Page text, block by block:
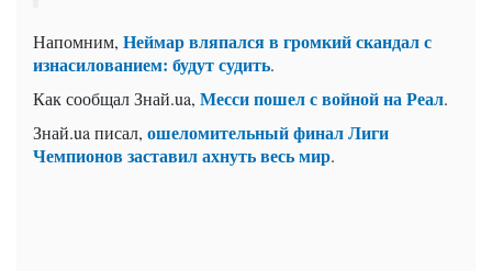
Напомним, Неймар вляпался в громкий скандал с
изнасилованием: будут судить.
Как сообщал Знай.ua, Месси пошел с войной на Реал.
Знай.ua писал, ошеломительный финал Лиги
Чемпионов заставил ахнуть весь мир.